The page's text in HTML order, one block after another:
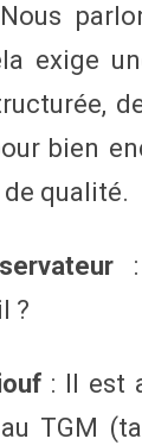
exige
bien
qualité.
:
?
: Il est
TGM